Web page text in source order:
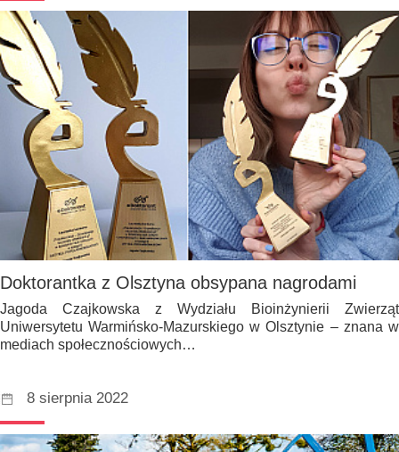
Doktorantka z Olsztyna obsypana nagrodami
Jagoda Czajkowska z Wydziału Bioinżynierii Zwierząt
Uniwersytetu Warmińsko-Mazurskiego w Olsztynie – znana w
mediach społecznościowych…
8 sierpnia 2022